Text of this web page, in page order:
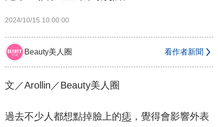
2024/10/15 10:00:00
Beauty美人圈 看作者新聞
文／Arollin／Beauty美人圈
過去不少人都想點掉臉上的痣 ，覺得會影響外表